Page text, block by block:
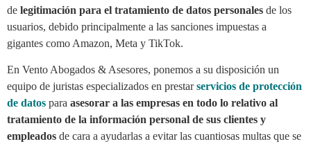
de legitimación para el tratamiento de datos personales de los
usuarios, debido principalmente a las sanciones impuestas a
gigantes como Amazon, Meta y TikTok.
En Vento Abogados & Asesores, ponemos a su disposición un
equipo de juristas especializados en prestar servicios de protección
de datos para asesorar a las empresas en todo lo relativo al
tratamiento de la información personal de sus clientes y
empleados de cara a ayudarlas a evitar las cuantiosas multas que se